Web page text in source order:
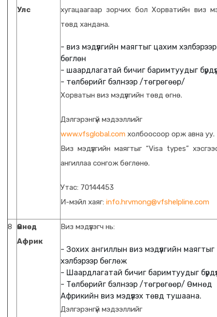
Улс
хугацаагаар зорчих бол Хорватийн виз
төвд хандана.
- виз мэдүүлгийн маягтыг цахим хэлбэрээр
бөглөн
- шаардлагатай бичиг баримтуудыг
- төлбөрийг бэлнээр /төгрөгөөр/
Хорватын виз мэдүүлгийн төвд өгнө.
Дэлгэрэнгүй мэдээллийг
www.vfsglobal.com холбоосоор орж авна уу.
Виз мэдүүлгийн маягтыг “Visa types”
ангиллаа сонгож бөглөнө.
Утас: 70144453
И-мэйл хаяг: info.hrvmong@vfshelpline.com
8
Өмнөд
Африк
Виз мэдүүлэгч нь:
- Зохих ангиллын виз мэдүүлгийн
хэлбэрээр бөглөж
- Шаардлагатай бичиг баримтуудыг
- Төлбөрийг бэлнээр /төгрөгөөр/ Өмнөд
Африкийн виз мэдүүлэх төвд тушаана.
Дэлгэрэнгүй мэдээллийг